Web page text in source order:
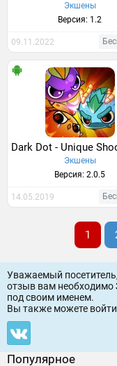
Экшены
Версия: 1.2
09.11.2022
Экшены
Версия: 2.0.5
14.05.2019
1
Уважаемый
отзыв вам необходимо
под своим именем.
Вы также можете
Популярное